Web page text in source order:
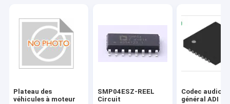
Plateau des
véhicules à moteur
SMP04ESZ-REEL
Circuit
Codec audio à
général ADI